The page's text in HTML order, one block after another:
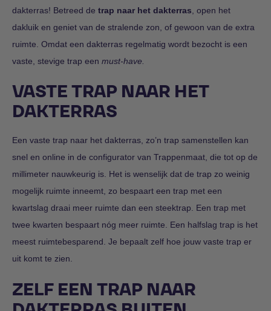
dakterras! Betreed de trap naar het dakterras , open het
dakluik en geniet van de stralende zon, of gewoon van de extra
ruimte. Omdat een dakterras regelmatig wordt bezocht is een
vaste, stevige trap een must-have.
VASTE TRAP NAAR HET
DAKTERRAS
Een vaste trap naar het dakterras, zo’n trap samenstellen kan
snel en online in de configurator van Trappenmaat, die tot op de
millimeter nauwkeurig is. Het is wenselijk dat de trap zo weinig
mogelijk ruimte inneemt, zo bespaart een trap met een
kwartslag draai meer ruimte dan een steektrap. Een trap met
twee kwarten bespaart nóg meer ruimte. Een halfslag trap is het
meest ruimtebesparend. Je bepaalt zelf hoe jouw vaste trap er
uit komt te zien.
ZELF EEN TRAP NAAR